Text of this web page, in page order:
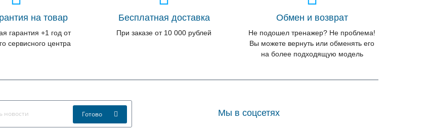
на товар
гарантия +1 год от
сервисного центра
Бесплатная доставка
При заказе от 10 000 рублей
Обмен и возврат
Не подошел тренажер? Не проблема!
Вы можете вернуть или обменять его
на более подходящую модель
Готово Мы в соцсетях